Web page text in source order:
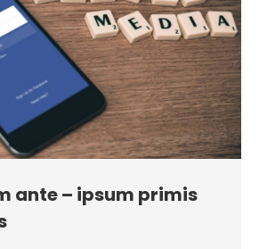
ante – ipsum primis